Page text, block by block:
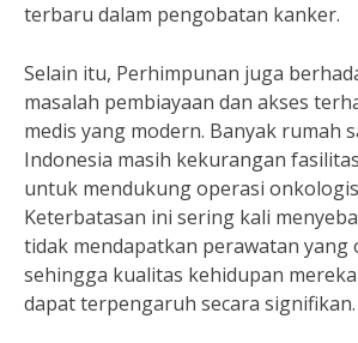
terbaru dalam pengobatan kanker.
Selain itu, Perhimpunan juga
masalah pembiayaan dan akses
medis yang modern. Banyak rumah
Indonesia masih kekurangan
untuk mendukung operasi
Keterbatasan ini sering kali
tidak mendapatkan perawatan yang
sehingga kualitas kehidupan
dapat terpengaruh secara signifikan.